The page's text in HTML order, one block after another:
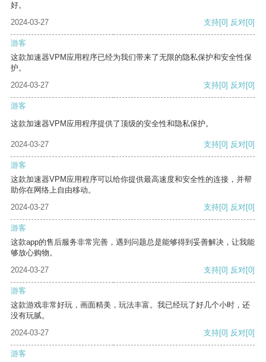
好。
2024-03-27
支持[0] 反对[0]
游客
这款加速器VPM应用程序已经为我们带来了无限的隐私保护和安全性保
护。
2024-03-27
支持[0] 反对[0]
游客
这款加速器VPM应用程序提供了顶级的安全性和隐私保护。
2024-03-27 支持[0] 反对[0]
游客
这款加速器VPM应用程序可以给你提供最高速度和安全性的连接，并帮
助你在网络上自由移动。
2024-03-27
支持[0] 反对[0]
游客
这款app的售后服务非常完善，遇到问题总是能够得到妥善解决，让我能
够放心购物。
2024-03-27
支持[0] 反对[0]
游客
这款游戏非常好玩，画面精美，玩法丰富。我已经玩了好几个小时，还
没有玩腻。
2024-03-27
支持[0] 反对[0]
游客